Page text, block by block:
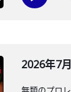
2026年7
無類のプロ